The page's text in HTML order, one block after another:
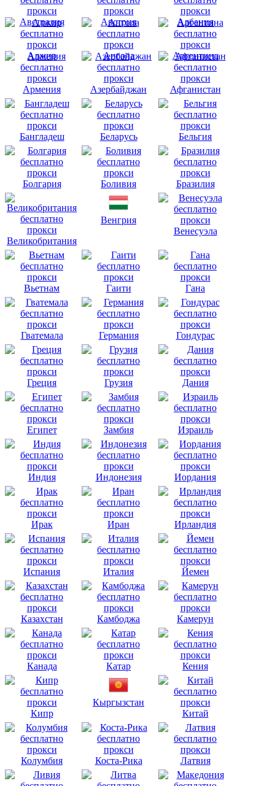
Австралия Австрия Албания
Алжир Ангола Аргентина
Армения Азербайджан Афганистан
Бангладеш Беларусь Бельгия
Болгария Боливия Бразилия
Великобритания
Венгрия
Венесуэла
Вьетнам Гаити Гана
Гватемала Германия Гондурас
Греция Грузия Дания
Египет Замбия Израиль
Индия Индонезия Иордания
Ирак Иран Ирландия
Испания Италия Йемен
Казахстан Камбоджа Камерун
Канада Катар Кения
Кипр
Кыргызстан
Китай
Колумбия Коста-Рика Латвия